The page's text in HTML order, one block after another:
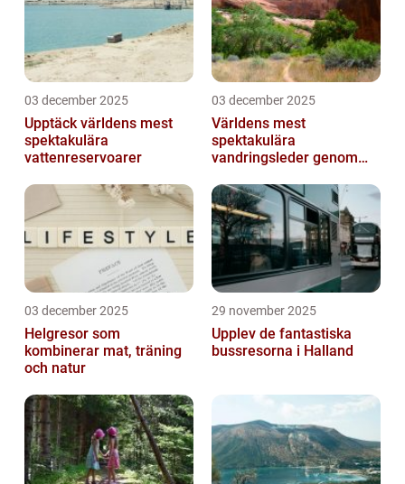
03 december 2025
Upptäck världens mest
spektakulära
vattenreservoarer
03 december 2025
Världens mest
spektakulära
vandringsleder genom
03 december 2025
Helgresor som
kombinerar mat, träning
och natur
29 november 2025
Upplev de fantastiska
bussresorna i Halland